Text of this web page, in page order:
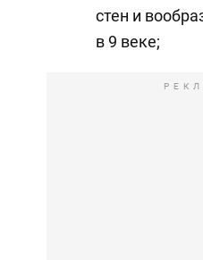
стен и
в 9 веке;